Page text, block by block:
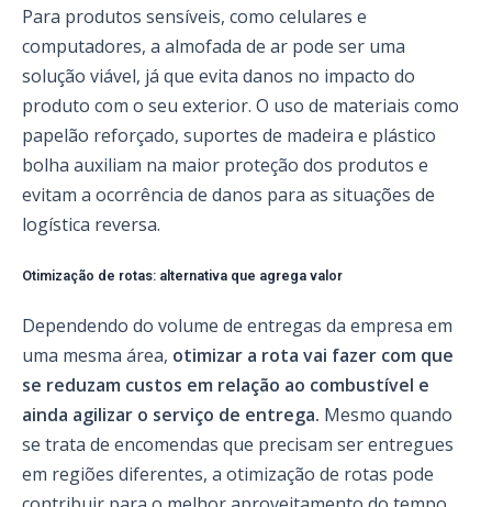
Para produtos sensíveis, como celulares e
computadores, a almofada de ar pode ser uma
solução viável, já que evita danos no impacto do
produto com o seu exterior. O uso de materiais como
papelão reforçado, suportes de madeira e plástico
bolha auxiliam na maior proteção dos produtos e
evitam a ocorrência de danos para as situações de
logística reversa.
Otimização de rotas: alternativa que agrega valor
Dependendo do volume de entregas da empresa em
uma mesma área, otimizar a rota vai fazer com que
se reduzam custos em relação ao combustível e
ainda agilizar o serviço de entrega. Mesmo quando
se trata de encomendas que precisam ser entregues
em regiões diferentes, a otimização de rotas pode